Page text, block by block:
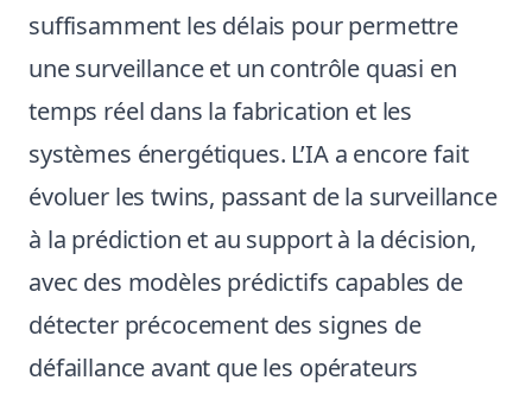
suffisamment les délais pour permettre
une surveillance et un contrôle quasi en
temps réel dans la fabrication et les
systèmes énergétiques. L’IA a encore fait
évoluer les twins, passant de la surveillance
à la prédiction et au support à la décision,
avec des modèles prédictifs capables de
détecter précocement des signes de
défaillance avant que les opérateurs